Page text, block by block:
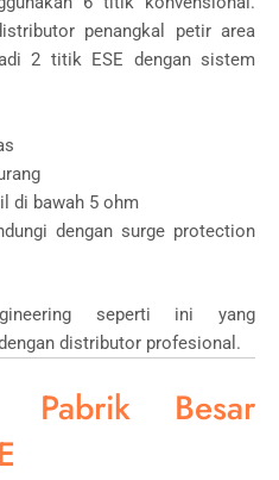
penangkal petir area
2 titik ESE dengan sistem
di bawah 5 ohm
dengan surge protection
seperti ini yang
distributor profesional.
Pabrik Besar